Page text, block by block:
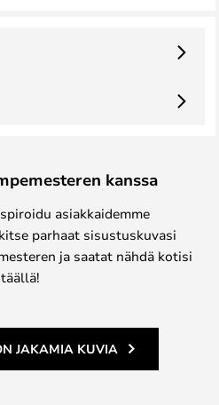
kanssa
asiakkaidemme
parhaat sisustuskuvasi
ja saatat nähdä kotisi
täällä!
JAKAMIA KUVIA